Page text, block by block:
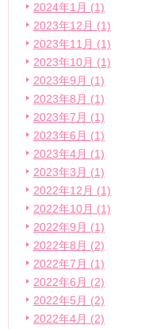
2024年1月 (1)
2023年12月 (1)
2023年11月 (1)
2023年10月 (1)
2023年9月 (1)
2023年8月 (1)
2023年7月 (1)
2023年6月 (1)
2023年4月 (1)
2023年3月 (1)
2022年12月 (1)
2022年10月 (1)
2022年9月 (1)
2022年8月 (2)
2022年7月 (1)
2022年6月 (2)
2022年5月 (2)
2022年4月 (2)